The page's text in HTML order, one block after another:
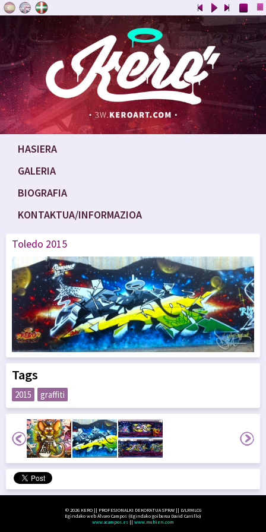
HASIERA
GALERIA
BIOGRAFIA
KONTAKTUA/INFORMAZIOA
Toledo 2015
Tags
2015 graffiti
© 2026 KERO || PROFESIONALKI DEKORATUA SPRAY || LVLRMLCG
Egindako web Álvaro Campos (Egindako goiburua David Carrillo)
www.acampos.es || www.mubien.com